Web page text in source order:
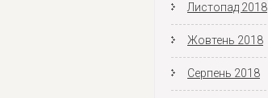
Листопад 2018
Жовтень 2018
Серпень 2018